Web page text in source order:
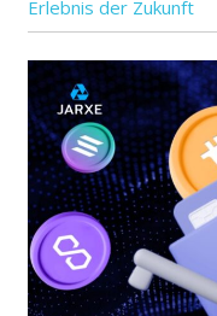
Erlebnis der Zukunft